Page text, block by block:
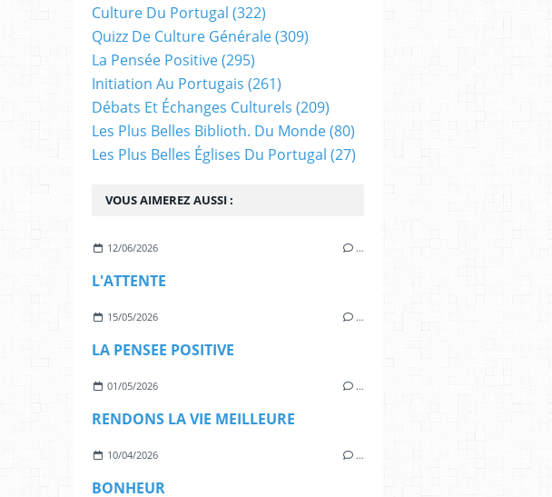
VOUS AIMEREZ AUSSI :
12/06/2026 …
L'ATTENTE
15/05/2026 …
LA PENSEE POSITIVE
01/05/2026 …
RENDONS LA VIE MEILLEURE
10/04/2026 …
BONHEUR
Culture Du Portugal (322)
Quizz De Culture Générale(309)
La Pensée Positive(295)
Initiation Au Portugais (261)
Débats Et Échanges Culturels (209)
Les Plus Belles Biblioth. Du Monde(80)
Les Plus Belles Églises Du Portugal (27)